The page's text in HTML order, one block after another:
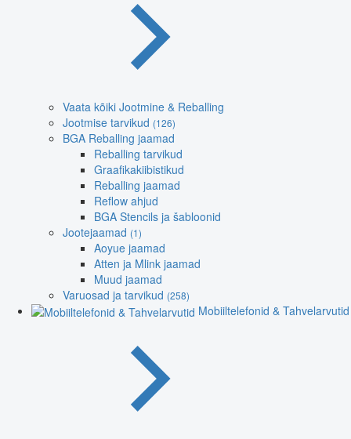
Vaata kõiki Jootmine & Reballing
Jootmise tarvikud (126)
BGA Reballing jaamad
Reballing tarvikud
Graafikakiibistikud
Reballing jaamad
Reflow ahjud
BGA Stencils ja šabloonid
Jootejaamad (1)
Aoyue jaamad
Atten ja Mlink jaamad
Muud jaamad
Varuosad ja tarvikud (258)
Mobiiltelefonid & Tahvelarvutid